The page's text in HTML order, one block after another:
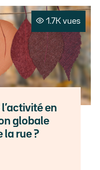
1.7K vues
en
globale
la rue ?